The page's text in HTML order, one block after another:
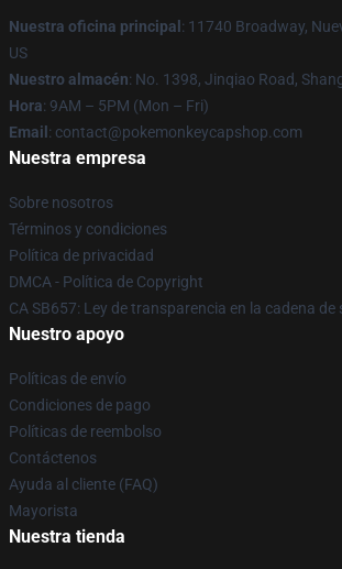
Nuestra oficina principal : 11740 Broadway,
US
Nuestro almacén: No. 1398, Jinqiao Road,
Hora: 9AM – 5PM (Mon – Fri)
Email : contact@pokemonkeycapshop.com
Nuestra empresa
Sobre nosotros
Términos y condiciones
Política de privacidad
DMCA - Política de Copyright
CA SB657: Ley de transparencia en la cadena
Nuestro apoyo
Políticas de envío
Condiciones de pago
Políticas de reembolso
Contáctenos
Ayuda al cliente (FAQ)
Mayorista
Nuestra tienda